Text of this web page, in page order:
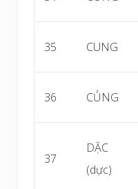
35 CUNG
36 CỦNG
37
DẶC
(dực)